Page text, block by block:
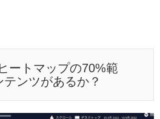
ートマップの70%範
ンツがあるか？